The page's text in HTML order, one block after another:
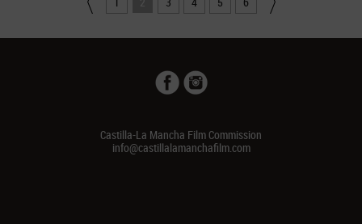
Castilla-La Mancha Film Commission
info@castillalamanchafilm.com